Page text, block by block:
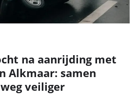
na aanrijding met
Alkmaar: samen
veiliger